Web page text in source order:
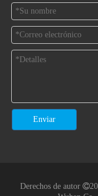
Enviar
Derechos de autor 